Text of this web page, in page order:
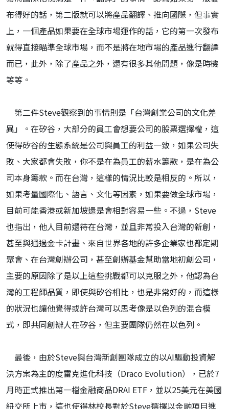
布得好的話，第二版就可以將產品翻譯、推向國際，但事實
上，一個產品如果要在全球市場運作的話，它的第一次發布
就得直接瞄準全球市場，而不是將在地市場的產品進行翻譯
而已，此外，除了產品之外，還有很多其他問題，像是時機
等等。
第二件Steve觀察到的事情則是「台灣創業公司的文化差
異」。在矽谷，大部分的員工會想要公司的股票選擇權，這
使得矽谷的生態系統是公司與員工的利益一致，如果公司失
敗、大家都會失敗，你不是在為員工的薪水籌款，是在為公
司本身籌款。而在台灣，這樣的情況比較是相反的。所以，
如果考量國際化、語言、文化等因素，如果要做全球市場，
目前可能香港或新加坡還是會相對容易一些。不過，Steve
也指出，他人目前還待在台灣，並且非常投入台灣的新創，
甚至與通過金卡計畫、來自世界各地的許多企業家也都定期
聚會、在台灣創辦公司，甚至創辦基金幫助當地初創公司，
主要的原因除了是以上這些挑戰都可以克服之外，他認為台
灣的工程師品質，即使與矽谷相比，也是非常好的，而這樣
的狀況也讓他覺得或許台灣可以思考像是以色列的混合模
式，即共同創辦人在矽谷，但主要團隊仍然在以色列。
最後，由於Steve與台灣新創團隊成立的以AI驅動投資解
決方案為主的度雷克進化科技（Draco Evolution），已於7
月時正式推出第一檔金融商品DRAI ETF，並以25美元在美國
紐交所上市，這也使得林校長對於Steve選擇以金融項目進